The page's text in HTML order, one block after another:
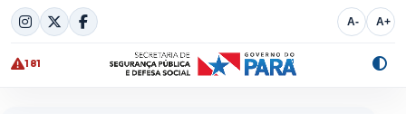
Skip
to
content
A- A+
181